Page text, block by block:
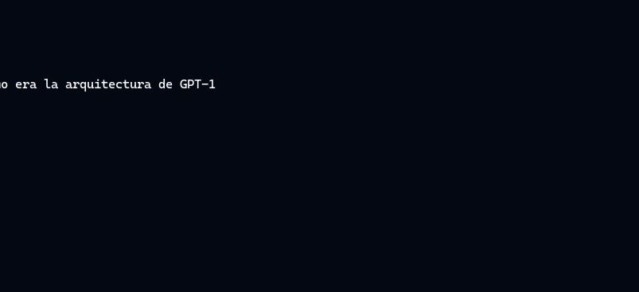
era la arquitectura de GPT-1